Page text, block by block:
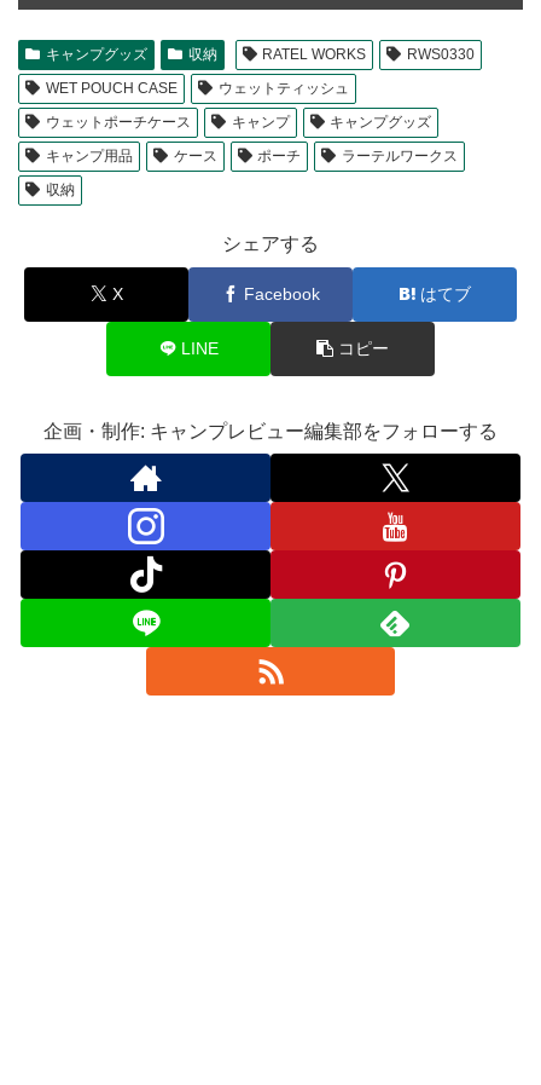
キャンプグッズ 収納 RATEL WORKS
RWS0330
WET POUCH CASE
ウェットティッシュ
ウェットポーチケース
キャンプ
キャンプグッズ
キャンプ用品
ケース ポーチ
ラーテルワークス
収納
シェアする
X Facebook はてブ
LINE コピー
企画・制作: キャンプレビュー編集部をフォローする